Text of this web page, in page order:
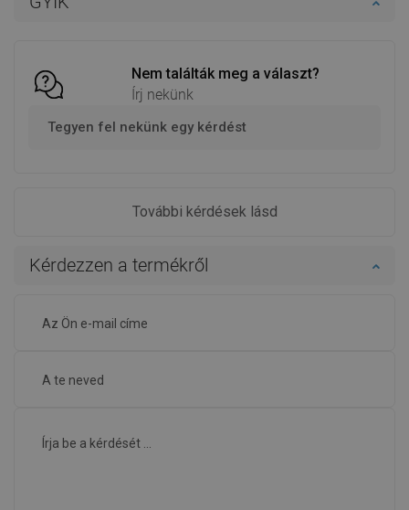
PatrS
Az 1 rekeszes megoldás jól működik a konyhánkban, a
Mexen Milo mosogatótálca valóban helytáll
Előnyök
- Hibák -
A vélemény ezt a terméket érinti
Ezt az egykamrás mosogatót gond nélkül be tudtuk
ajánljuk a Mexen Milo-t.
Megbízhatóan és kellemetlen